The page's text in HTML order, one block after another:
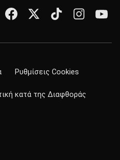
Ρυθμίσεις Cookies
κατά της Διαφθοράς